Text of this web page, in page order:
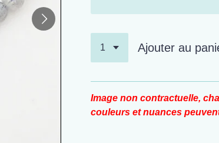
Ajouter au
Image non contractuelle,
couleurs et nuances